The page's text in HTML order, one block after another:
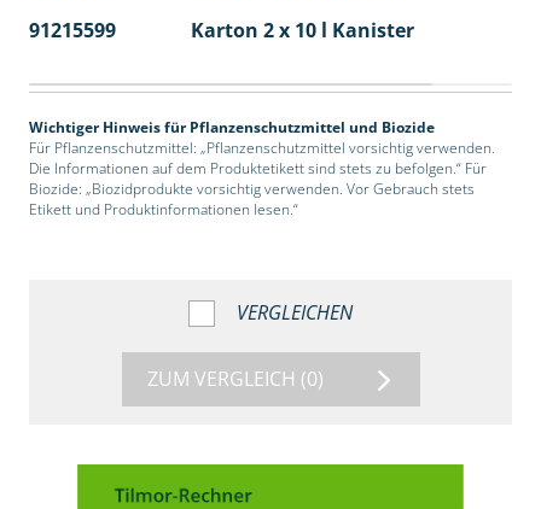
91215599
Karton 2 x 10 l Kanister
Wichtiger Hinweis für Pflanzenschutzmittel und Biozide
Für Pflanzenschutzmittel: „Pflanzenschutzmittel vorsichtig verwenden.
Die Informationen auf dem Produktetikett sind stets zu befolgen.“ Für
Biozide: „Biozidprodukte vorsichtig verwenden. Vor Gebrauch stets
Etikett und Produktinformationen lesen.“
VERGLEICHEN
ZUM VERGLEICH (0)